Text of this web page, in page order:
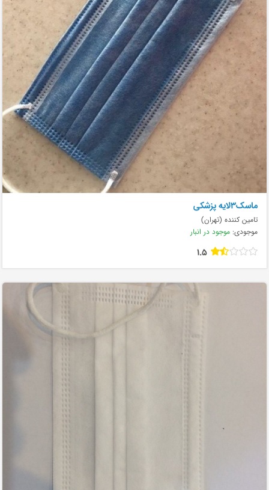
ماسک۳لایه پزشکی
تامین کننده (تهران)
موجودی: موجود در انبار
1.5